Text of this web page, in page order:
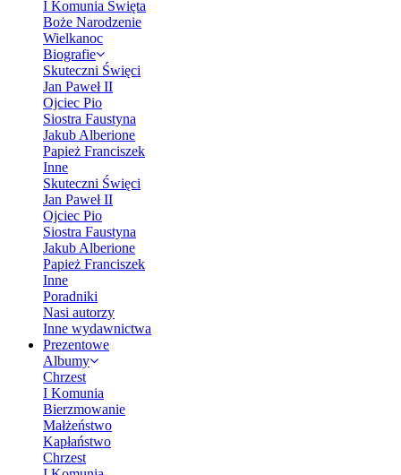
I Komunia Święta
Boże Narodzenie
Wielkanoc
Biografie
Skuteczni Święci
Jan Paweł II
Ojciec Pio
Siostra Faustyna
Jakub Alberione
Papież Franciszek
Inne
Skuteczni Święci
Jan Paweł II
Ojciec Pio
Siostra Faustyna
Jakub Alberione
Papież Franciszek
Inne
Poradniki
Nasi autorzy
Inne wydawnictwa
Prezentowe
Albumy
Chrzest
I Komunia
Bierzmowanie
Małżeństwo
Kapłaństwo
Chrzest